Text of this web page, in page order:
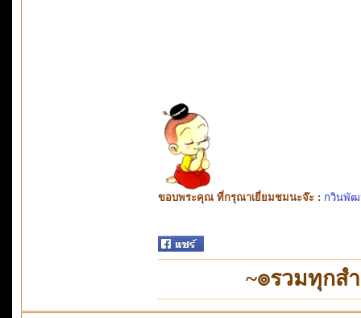
ขอบพระคุณ ที่กรุณาเยี่ยมชมนะจ๊ะ : กวินพั
~๏รวมทุกส